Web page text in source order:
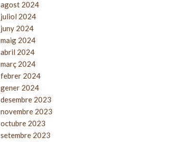
agost 2024
juliol 2024
juny 2024
maig 2024
abril 2024
març 2024
febrer 2024
gener 2024
desembre 2023
novembre 2023
octubre 2023
setembre 2023